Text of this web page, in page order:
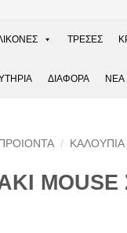
ΤΡΕΣΕΣ
ΔΙΑΦΟΡΑ ΝΕΑ
ΠΡΟΙΟΝΤΑ /
ΚΑΛΟΥΠΙΑ
MOUSE